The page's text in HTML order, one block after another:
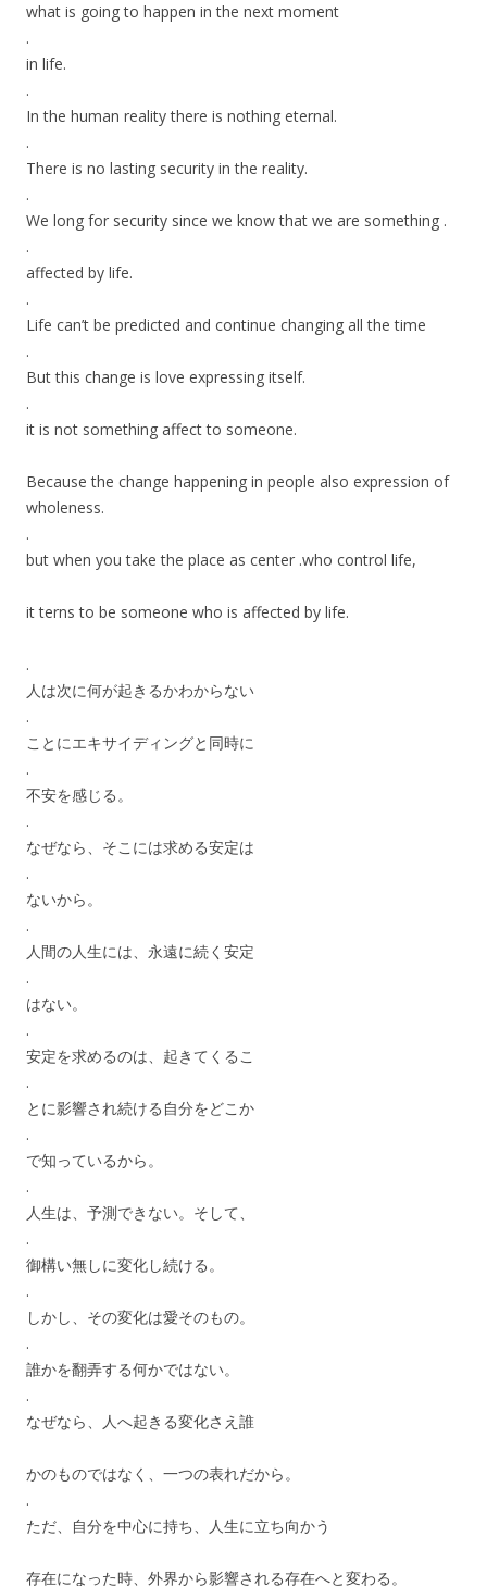
what is going to happen in the next moment
.
in life.
.
In the human reality there is nothing eternal.
.
There is no lasting security in the reality.
.
We long for security since we know that we are something .
.
affected by life.
.
Life can’t be predicted and continue changing all the time
.
But this change is love expressing itself.
.
it is not something affect to someone.
Because the change happening in people also expression of
wholeness.
.
but when you take the place as center .who control life,
it terns to be someone who is affected by life.
.
人は次に何が起きるかわからない
.
ことにエキサイディングと同時に
.
不安を感じる。
.
なぜなら、そこには求める安定は
.
ないから。
.
人間の人生には、永遠に続く安定
.
はない。
.
安定を求めるのは、起きてくるこ
.
とに影響され続ける自分をどこか
.
で知っているから。
.
人生は、予測できない。そして、
.
御構い無しに変化し続ける。
.
しかし、その変化は愛そのもの。
.
誰かを翻弄する何かではない。
.
なぜなら、人へ起きる変化さえ誰
かのものではなく、一つの表れだから。
.
ただ、自分を中心に持ち、人生に立ち向かう
存在になった時、外界から影響される存在へと変わる。